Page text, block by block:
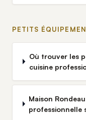
PETITS
Où trouver les
cuisine
Maison
professionnelle